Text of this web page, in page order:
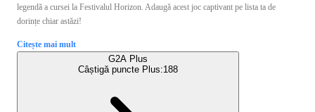
legendă a cursei la Festivalul Horizon. Adaugă acest joc captivant pe lista ta de
dorințe chiar astăzi!
Citește mai mult
G2A Plus
Câștigă puncte Plus:188